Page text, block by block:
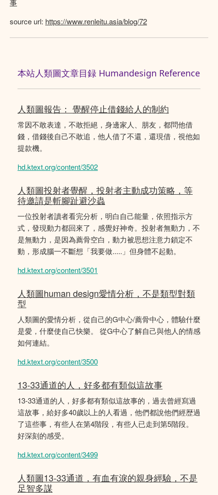
事
source url: https://www.renleitu.asia/blog/72
本站人類圖文章目録 Humandesign Reference
人類圖報告： 覺醒停止借錢給人的制約
常因不敢表達，不敢拒絕，身邊家人、朋友，都問他借
錢，借錢後自己不敢追，他人借了不還，還現借，視他如
提款機。
hd.ktext.org/content/3502
人類圖投射者覺醒，投射者主動成功策略，等
待邀請是斬腳趾避沙蟲
一位投射者讀者看完分析，明白自己能量，依照指示方
式，發現動力都回來了，感覺好神奇。投射者無動力，不
是無動力，是因為薦骨空白，動力被思想注意力鎖定不
動，形成腦一不斷想「我要做.....」但身體不起動。
hd.ktext.org/content/3501
人類圖human design愛情分析，不是類型對類
型
人類圖的愛情分析，從自己的G中心/薦骨中心，體驗什麼
是愛，什麼使自己快樂。 從G中心了解自己與他人的情感
如何連結。
hd.ktext.org/content/3500
13-33通道的人，好多都有類似這故事
13-33通道的人，好多都有類似這故事的，過去曾經寫過
這故事，給好多40歲以上的人看過，他們都說他們經歴過
了這些事，有些人在第4階段，有些人已走到第5階段。
好深刻的感受。
hd.ktext.org/content/3499
人類圖13-33通道，有血有淚的親身經驗，不是
足智多謀